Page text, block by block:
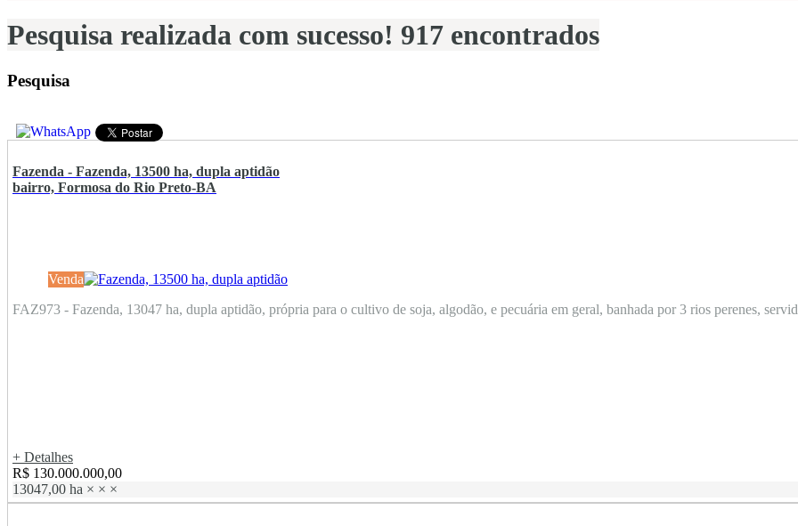
Pesquisa realizada com sucesso! 917 encontrados
Pesquisa
Fazenda - Fazenda, 13500 ha, dupla aptidão
bairro, Formosa do Rio Preto-BA
Venda
FAZ973 - Fazenda, 13047 ha, dupla aptidão, própria para o cultivo de soja, algodão, e pecuária em geral, banhada por 3 rios perenes,
+ Detalhes
R$ 130.000.000,00
13047,00 ha × × ×